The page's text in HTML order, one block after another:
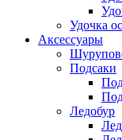
Удочка
Аксессуары
Подсаки
Ледобур